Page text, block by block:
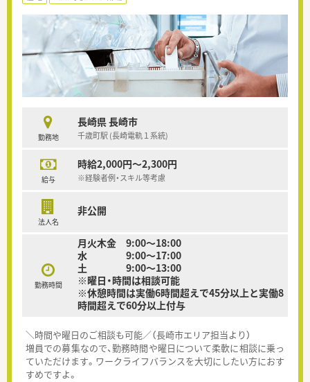
勤務地
長崎県 長崎市
千歳町駅 (長崎電軌１系統)
給与
時給2,000円～2,300円
※経験者例・スキル等考慮
法人名
非公開
勤務時間
月火木金 9:00～18:00
水 9:00～17:00
土 9:00～13:00
※曜日・時間は相談可能
※休憩時間は実働6時間超えで45分以上と実働8
時間超えで60分以上付与
＼時間や曜日のご相談も可能／（長崎市エリア担当より）
増員での募集なので、勤務時間や曜日について柔軟に相談に乗っ
ていただけます。ワークライフバランスを大切にしたい方におす
すめですよ。